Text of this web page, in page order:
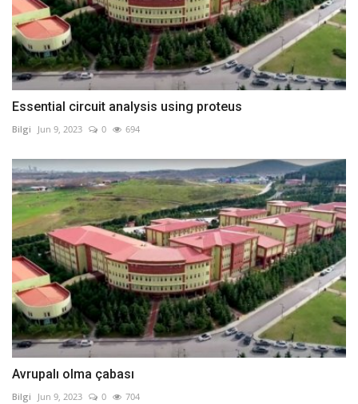
Essential circuit analysis using proteus
Bilgi Jun 9, 2023 0 694
Avrupalı olma çabası
Bilgi Jun 9, 2023 0 704